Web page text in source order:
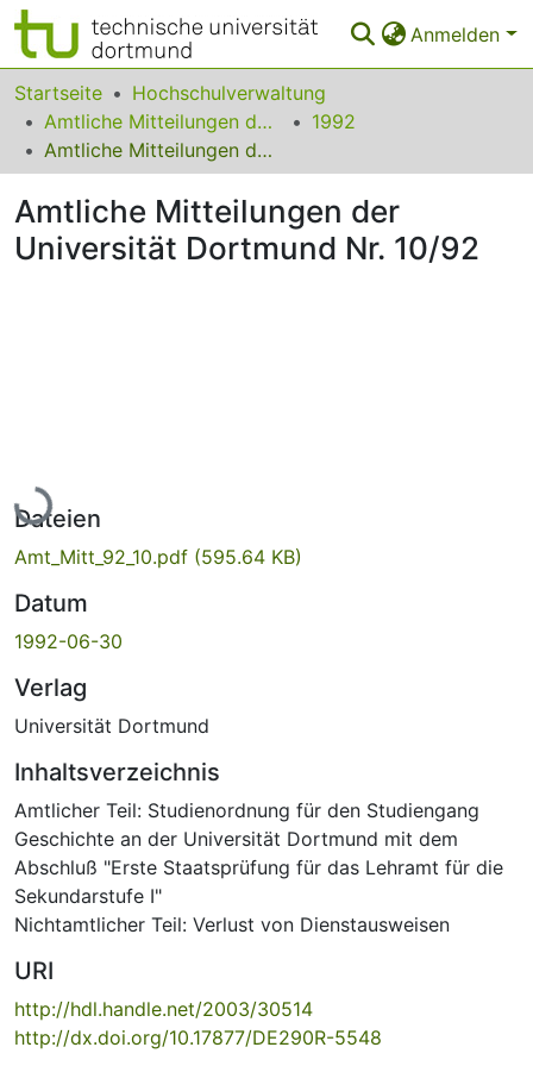
Anmelden
Bereiche & Sammlungen
Das gesamte Repositorium
FAQ
Startseite
Hochschulverwaltung
Amtliche Mitteilungen der Technischen Universität Dortmund
1992
Amtliche Mitteilungen der Universität Dortmund Nr. 10/92
Amtliche Mitteilungen der
Universität Dortmund Nr. 10/92
Lade...
Dateien
Amt_Mitt_92_10.pdf (595.64 KB)
Datum
1992-06-30
Verlag
Universität Dortmund
Inhaltsverzeichnis
Amtlicher Teil: Studienordnung für den Studiengang
Geschichte an der Universität Dortmund mit dem
Abschluß "Erste Staatsprüfung für das Lehramt für die
Sekundarstufe I"
Nichtamtlicher Teil: Verlust von Dienstausweisen
URI
http://hdl.handle.net/2003/30514
http://dx.doi.org/10.17877/DE290R-5548